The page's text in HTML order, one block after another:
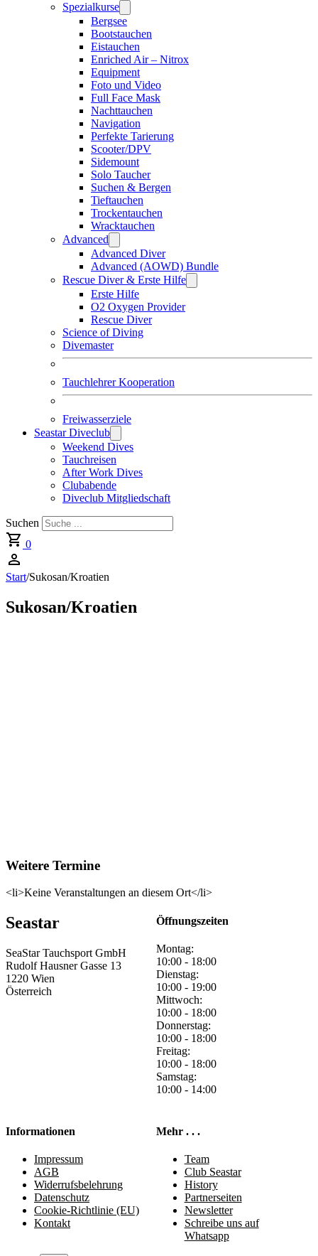
Spezialkurse
Bergsee
Bootstauchen
Eistauchen
Enriched Air – Nitrox
Equipment
Foto und Video
Full Face Mask
Nachttauchen
Navigation
Perfekte Tarierung
Scooter/DPV
Sidemount
Solo Taucher
Suchen & Bergen
Tieftauchen
Trockentauchen
Wracktauchen
Advanced
Advanced Diver
Advanced (AOWD) Bundle
Rescue Diver & Erste Hilfe
Erste Hilfe
O2 Oxygen Provider
Rescue Diver
Science of Diving
Divemaster
Tauchlehrer Kooperation
Freiwasserziele
Seastar Diveclub
Weekend Dives
Tauchreisen
After Work Dives
Clubabende
Diveclub Mitgliedschaft
Suchen
0
Start/Sukosan/Kroatien
Sukosan/Kroatien
Weitere Termine
<li>Keine Veranstaltungen an diesem Ort</li>
Seastar
SeaStar Tauchsport GmbH
Rudolf Hausner Gasse 13
1220 Wien
Österreich
Öffnungszeiten
Montag:
10:00 - 18:00
Dienstag:
10:00 - 19:00
Mittwoch:
10:00 - 18:00
Donnerstag:
10:00 - 18:00
Freitag:
10:00 - 18:00
Samstag:
10:00 - 14:00
Informationen
Impressum
AGB
Widerrufsbelehrung
Datenschutz
Cookie-Richtlinie (EU)
Kontakt
Mehr . . .
Team
Club Seastar
History
Partnerseiten
Newsletter
Schreibe uns auf
Whatsapp